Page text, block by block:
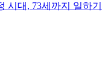
시대, 73세까지 일하기